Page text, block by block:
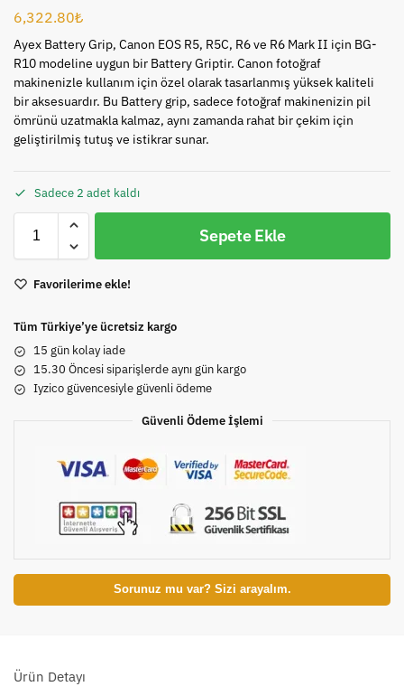
6,322.80₺
Ayex Battery Grip, Canon EOS R5, R5C, R6 ve R6 Mark II için BG-
R10 modeline uygun bir Battery Griptir. Canon fotoğraf
makinenizle kullanım için özel olarak tasarlanmış yüksek kaliteli
bir aksesuardır. Bu Battery grip, sadece fotoğraf makinenizin pil
ömrünü uzatmakla kalmaz, aynı zamanda rahat bir çekim için
geliştirilmiş tutuş ve istikrar sunar.
Sadece 2 adet kaldı
Sepete Ekle
Favorilerime ekle!
Tüm Türkiye’ye ücretsiz kargo
15 gün kolay iade
15.30 Öncesi siparişlerde aynı gün kargo
Iyzico güvencesiyle güvenli ödeme
Güvenli Ödeme İşlemi
Sorunuz mu var? Sizi arayalım.
Ürün Detayı